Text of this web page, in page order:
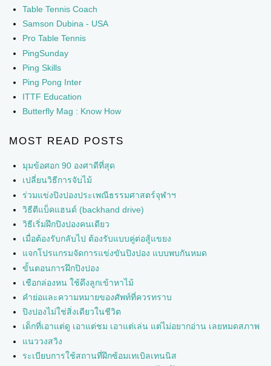
Table Tennis Coach
Samson Dubina - USA
Pro Table Tennis
PingSunday
Ping Skills
Ping Pong Inter
ITTF Education
Butterfly Mag : Know How
MOST READ POSTS
มุมข้อศอก 90 องศาดีที่สุด
เปลี่ยนวิธีการจับไม้
ร่วมแข่งปิงปองประเพณีธรรมศาสตร์จุฬาฯ
วิธีตีแบ็คแฮนด์ (backhand drive)
วิธีเริ่มฝึกปิงปองคนเดียว
เมื่อต้องรับกลับไป ต้องรับแบบคู่ต่อสู้แขยง
แจกโปรแกรมจัดการแข่งขันปิงปอง แบบพบกันหมด
ขั้นตอนการฝึกปิงปอง
เชือกล่องหน ใช้ดึงลูกเข้าหาไม้
คำย่อและความหมายของศัพท์ที่ควรทราบ
ปิงปองไม่ใช่สิ่งเดียวในชีวิต
เด็กที่เอาแต่ดู เอาแต่ชม เอาแต่เล่น แต่ไม่อยากอ่าน เลยหมดสภาพ
แนววงสวิง
ระเบียบการใช้สถานที่ฝึกซ้อมเทเบิลเทนนิส